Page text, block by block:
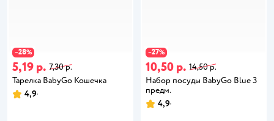
−28%
5,19 р. 7,30 р.
Тарелка BabyGo Кошечка
4,9
−27%
10,50 р. 14,50 р.
Набор посуды BabyGo Blue 3
предм.
4,9